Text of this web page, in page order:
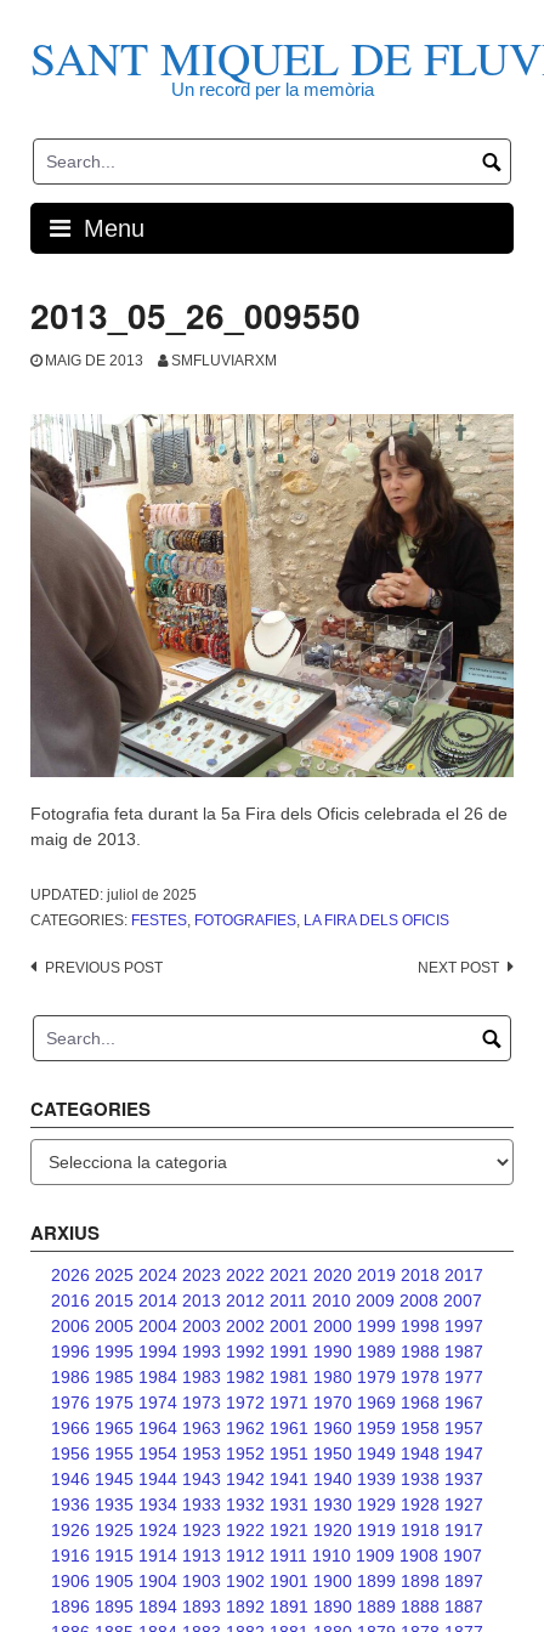
contentSANT MIQUEL DE
Un record per la memòria
Menu
2013_05_26_009550
MAIG DE 2013 SMFLUVIARXM
Fotografia feta durant la 5a Fira dels Oficis celebrada el 26 de
maig de 2013.
UPDATED: juliol de 2025
CATEGORIES: FESTES, FOTOGRAFIES, LA FIRA DELS OFICIS
Post
PREVIOUS POST NEXT POST
CATEGORIES
ARXIUS
2026 2025 2024 2023 2022 2021 2020 2019 2018 2017
2016 2015 2014 2013 2012 2011 2010 2009 2008 2007
2006 2005 2004 2003 2002 2001 2000 1999 1998 1997
1996 1995 1994 1993 1992 1991 1990 1989 1988 1987
1986 1985 1984 1983 1982 1981 1980 1979 1978 1977
1976 1975 1974 1973 1972 1971 1970 1969 1968 1967
1966 1965 1964 1963 1962 1961 1960 1959 1958 1957
1956 1955 1954 1953 1952 1951 1950 1949 1948 1947
1946 1945 1944 1943 1942 1941 1940 1939 1938 1937
1936 1935 1934 1933 1932 1931 1930 1929 1928 1927
1926 1925 1924 1923 1922 1921 1920 1919 1918 1917
1916 1915 1914 1913 1912 1911 1910 1909 1908 1907
1906 1905 1904 1903 1902 1901 1900 1899 1898 1897
1896 1895 1894 1893 1892 1891 1890 1889 1888 1887